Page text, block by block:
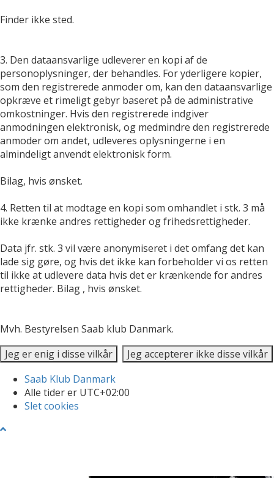
Finder ikke sted.
3. Den dataansvarlige udleverer en kopi af de
personoplysninger, der behandles. For yderligere kopier,
som den registrerede anmoder om, kan den dataansvarlige
opkræve et rimeligt gebyr baseret på de administrative
omkostninger. Hvis den registrerede indgiver
anmodningen elektronisk, og medmindre den registrerede
anmoder om andet, udleveres oplysningerne i en
almindeligt anvendt elektronisk form.
Bilag, hvis ønsket.
4. Retten til at modtage en kopi som omhandlet i stk. 3 må
ikke krænke andres rettigheder og frihedsrettigheder.
Data jfr. stk. 3 vil være anonymiseret i det omfang det kan
lade sig gøre, og hvis det ikke kan forbeholder vi os retten
til ikke at udlevere data hvis det er krænkende for andres
rettigheder. Bilag , hvis ønsket.
Mvh. Bestyrelsen Saab klub Danmark.
Saab Klub Danmark
Alle tider er UTC+02:00
Slet cookies